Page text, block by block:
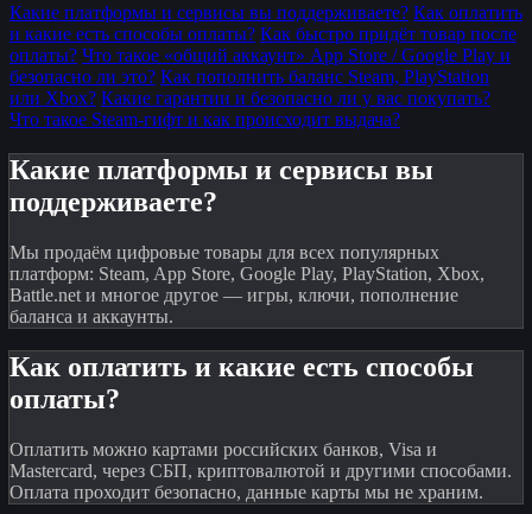
Какие платформы и сервисы вы поддерживаете? Как оплатить
и какие есть способы оплаты? Как быстро придёт товар после
оплаты? Что такое «общий аккаунт» App Store / Google Play и
безопасно ли это? Как пополнить баланс Steam, PlayStation
или Xbox? Какие гарантии и безопасно ли у вас покупать?
Что такое Steam-гифт и как происходит выдача?
Какие платформы и сервисы вы
поддерживаете?
Мы продаём цифровые товары для всех популярных
платформ: Steam, App Store, Google Play, PlayStation, Xbox,
Battle.net и многое другое — игры, ключи, пополнение
баланса и аккаунты.
Как оплатить и какие есть способы
оплаты?
Оплатить можно картами российских банков, Visa и
Mastercard, через СБП, криптовалютой и другими способами.
Оплата проходит безопасно, данные карты мы не храним.